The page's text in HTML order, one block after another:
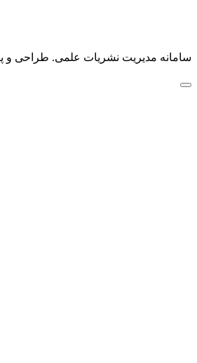
سامانه مدیریت نشریات علمی. طراحی و